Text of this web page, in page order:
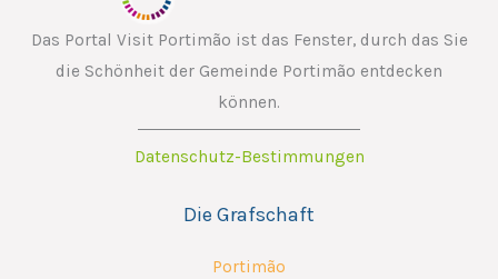
Das Portal Visit Portimão ist das Fenster, durch das Sie
die Schönheit der Gemeinde Portimão entdecken
können.
Datenschutz-Bestimmungen
Die Grafschaft
Portimão